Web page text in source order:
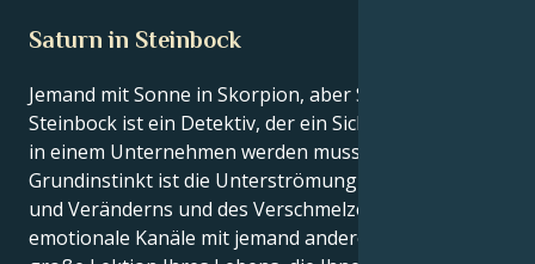
Saturn in Steinbock
Jemand mit Sonne in Skorpion, aber Saturn in
Steinbock ist ein Detektiv, der ein Sicherheitsexperte
in einem Unternehmen werden muss. Ihr
Grundinstinkt ist die Unterströmung des Erforschens
und Veränderns und des Verschmelzens durch tiefe
emotionale Kanäle mit jemand anderem. Aber die